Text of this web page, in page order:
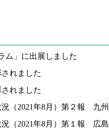
ム」に出展しました
れました
れました
況（2021年8月）第２報 九州
況（2021年8月）第１報 広島